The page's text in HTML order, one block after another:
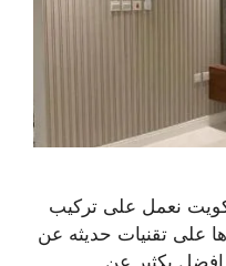
نعمل على تركيب
على تقنيات حديثه عن